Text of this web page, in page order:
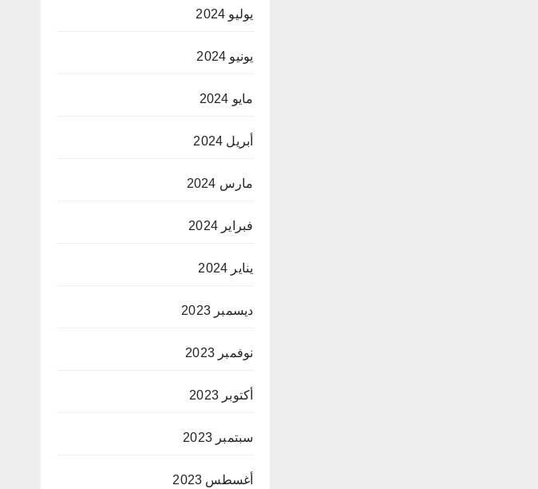
يوليو 2024
يونيو 2024
مايو 2024
أبريل 2024
مارس 2024
فبراير 2024
يناير 2024
ديسمبر 2023
نوفمبر 2023
أكتوبر 2023
سبتمبر 2023
أغسطس 2023